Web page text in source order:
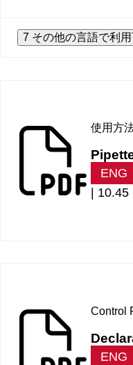
7 その他の言語で利
使用方
ENG
10.45
Control
ENG